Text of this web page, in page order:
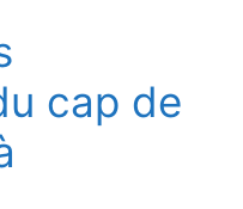
cap de